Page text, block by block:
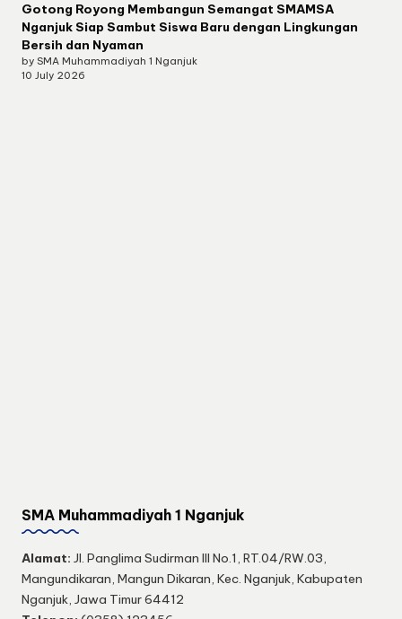
Gotong Royong Membangun Semangat SMAMSA
Nganjuk Siap Sambut Siswa Baru dengan Lingkungan
Bersih dan Nyaman
by SMA Muhammadiyah 1 Nganjuk
10 July 2026
SMA Muhammadiyah 1 Nganjuk
Alamat: Jl. Panglima Sudirman III No.1, RT.04/RW.03,
Mangundikaran, Mangun Dikaran, Kec. Nganjuk, Kabupaten
Nganjuk, Jawa Timur 64412